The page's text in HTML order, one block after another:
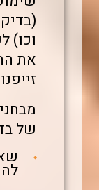
וכו)
את
של